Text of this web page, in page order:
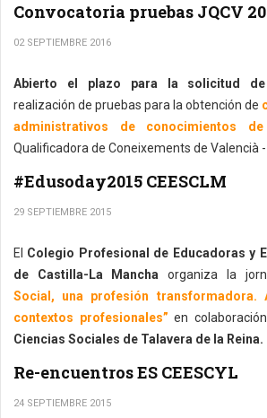
Convocatoria pruebas JQCV
02 SEPTIEMBRE 2016
Abierto el plazo para la solicitud de
realización de pruebas para la obtención de
administrativos de conocimientos de
Qualificadora de Coneixements de Valencià -
#Edusoday2015 CEESCLM
29 SEPTIEMBRE 2015
El Colegio Profesional de Educadoras y
de Castilla-La Mancha organiza la
Social, una profesión transformadora.
contextos profesionales” en
Ciencias Sociales de Talavera de la Reina.
Re-encuentros ES CEESCYL
24 SEPTIEMBRE 2015